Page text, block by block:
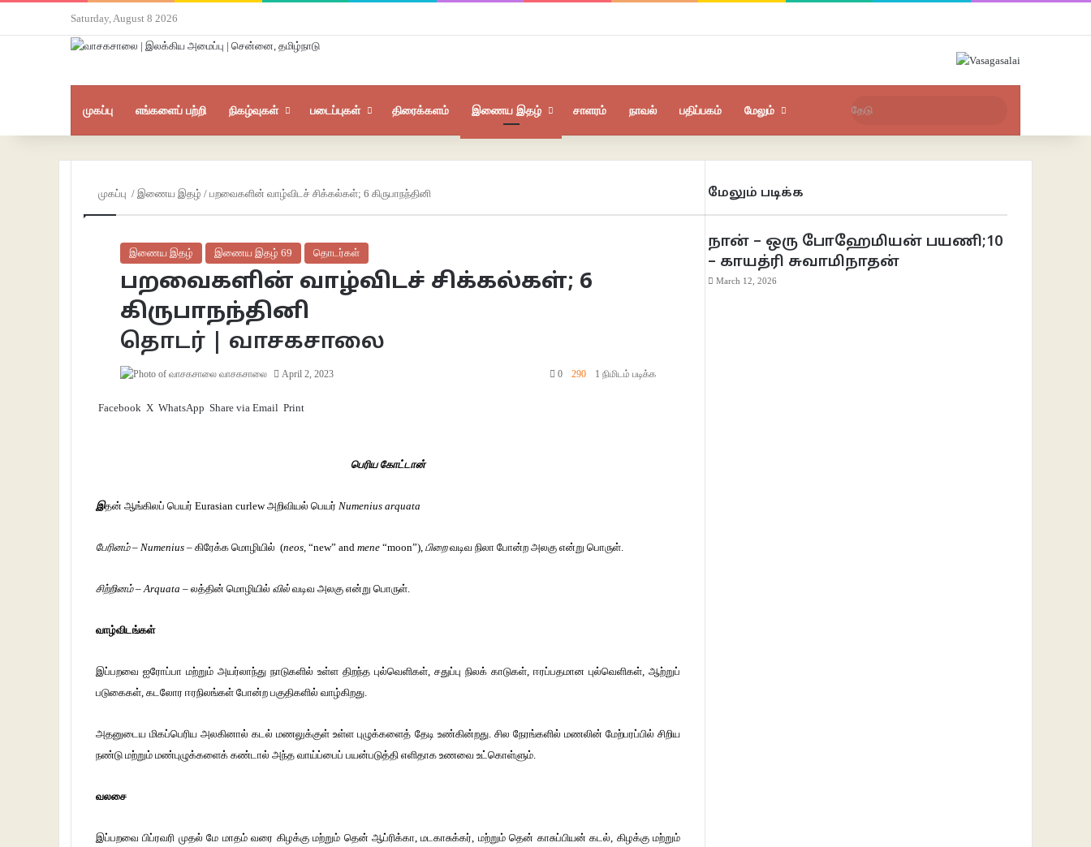
Saturday, August 8 2026
முகப்பு எங்களைப் பற்றி நிகழ்வுகள் படைப்புகள் திரைக்களம் இணைய இதழ் சாளரம் நாவல் பதிப்பகம் மேலும்
முகப்பு / இணைய இதழ் / பறவைகளின் வாழ்விடச் சிக்கல்கள்; 6 கிருபாநந்தினி
இணைய இதழ் இணைய இதழ் 69 தொடர்கள்
பறவைகளின் வாழ்விடச் சிக்கல்கள்; 6
கிருபாநந்தினி
தொடர் | வாசகசாலை
வாசகசாலை April 2, 2023 0 290 1 நிமிடம் படிக்க
Facebook X WhatsApp Share via Email Print
பெரிய கோட்டான்
இதன் ஆங்கிலப் பெயர் Eurasian curlew அறிவியல் பெயர் Numenius arquata
பேரினம் – Numenius – கிரேக்க மொழியில் (neos, “new” and mene “moon”), பிறைவடிவ நிலா போன்ற அலகு என்று பொருள்.
சிற்றினம் – Arquata – லத்தின் மொழியில் வில் வடிவ அலகு என்று பொருள்.
வாழ்விடங்கள்
இப்பறவை ஐரோப்பா மற்றும் அயர்லாந்து நாடுகளில் உள்ள திறந்த புல்வெளிகள், சதுப்பு நிலக் காடுகள், ஈரப்பதமான புல்வெளிகள், ஆற்றுப்
படுகைகள், கடலோர ஈரநிலங்கள் போன்ற பகுதிகளில் வாழ்கிறது.
அதனுடைய மிகப்பெரிய அலகினால் கடல் மணலுக்குள் உள்ள புழுக்களைத் தேடி உண்கின்றது. சில நேரங்களில் மணலின் மேற்பரப்பில் சிறிய
நண்டு மற்றும் மண்புழுக்களைக் கண்டால் அந்த வாய்ப்பைப் பயன்படுத்தி எளிதாக உணவை உட்கொள்ளும்.
வலசை
இப்பறவை பிப்ரவரி முதல் மே மாதம் வரை கிழக்கு மற்றும் தென் ஆப்ரிக்கா, மடகாசுக்கர், மற்றும் தென் காசுப்பியன் கடல், கிழக்கு மற்றும்
மேலும் படிக்க
நான் – ஒரு போஹேமியன் பயணி;10
– காயத்ரி சுவாமிநாதன்
March 12, 2026